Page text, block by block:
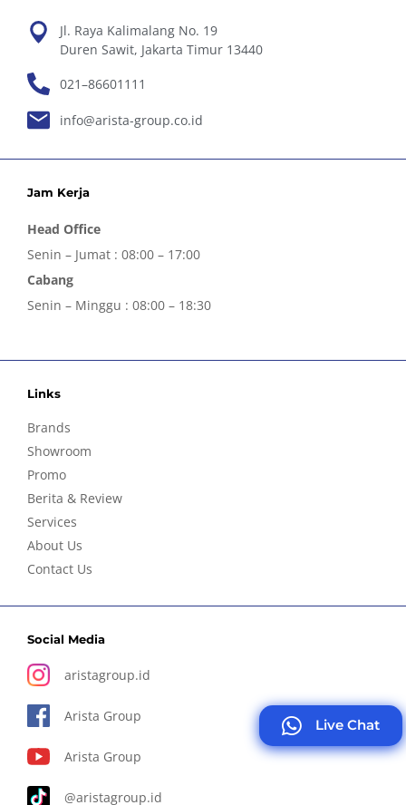
Jl. Raya Kalimalang No. 19
Duren Sawit, Jakarta Timur 13440
021–86601111
info@arista-group.co.id
Jam Kerja
Head Office
Senin – Jumat : 08:00 – 17:00
Cabang
Senin – Minggu : 08:00 – 18:30
Links
Brands
Showroom
Promo
Berita & Review
Services
About Us
Contact Us
Social Media
aristagroup.id
Arista Group
Arista Group
@aristagroup.id
Live Chat